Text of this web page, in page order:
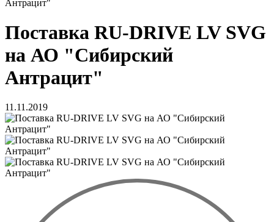
Антрацит"
Поставка RU-DRIVE LV SVG
на АО "Сибирский
Антрацит"
11.11.2019